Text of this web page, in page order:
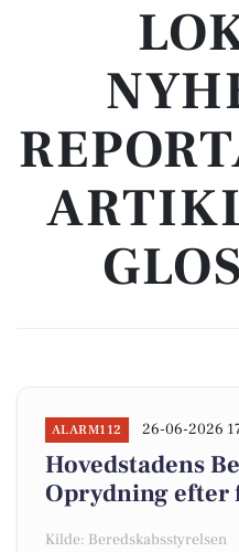
ALARM112 26-06-2026
Hovedstadens
Oprydning
Kilde: Beredskabsstyrelsen